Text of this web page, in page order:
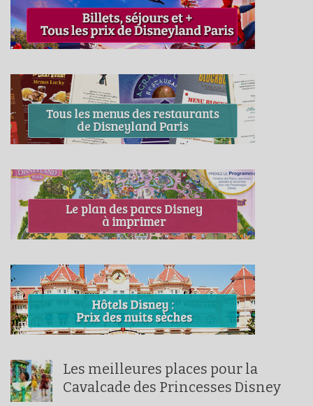
Les meilleures places pour la
Cavalcade des Princesses Disney